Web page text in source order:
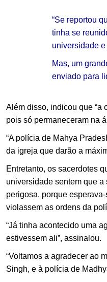
“Se reportou
tinha se
universidade
Mas, um
enviado para
Além disso, indicou que “a
pois só permaneceram na
“A polícia de Mahya
da igreja que darão a
Entretanto, os sacerdotes
universidade sentem que
perigosa, porque
violassem as ordens da
“Já tinha acontecido uma
estivessem ali”, assinalou.
“Voltamos a agradecer ao
Singh, e à polícia de